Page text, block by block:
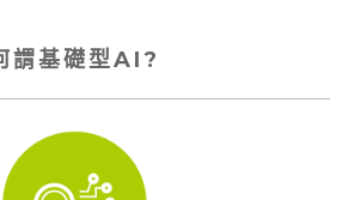
謂基礎型AI?